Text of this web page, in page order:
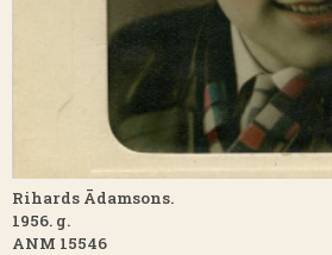
Rihards Ādamsons.
1956. g.
ANM 15546